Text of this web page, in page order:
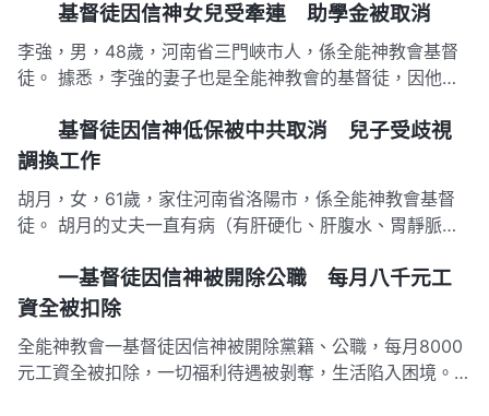
到，奪去趙玲手裡數本傳福音資料，沒收一台價值四五百元
左右的音響（至今未還），強行把趙玲押至國保大隊，期間
未出示任何證件。 …
基督徒因信神女兒受牽連 助學金被取消
李強，男，48歲，河南省三門峽市人，係全能神教會基督
徒。 據悉，李強的妻子也是全能神教會的基督徒，因他們
下發打擊宗教信仰的文件時，村幹部就去找李強和他妻子談
話，並恐嚇說：「如果你們再信全能神，再傳福音，我們就
基督徒因信神低保被中共取消 兒子受歧視
調換工作
胡月，女，61歲，家住河南省洛陽市，係全能神教會基督
徒。 胡月的丈夫一直有病（有肝硬化、肝腹水、胃靜脈曲
了名的貧困戶，村裡人議論：如果不給胡月家報上低保到哪
裡都說不過去！ 2007年村裡就把胡月家報上了低保，沒想
一基督徒因信神被開除公職 每月八千元工
資全被扣除
全能神教會一基督徒因信神被開除黨籍、公職，每月8000
元工資全被扣除，一切福利待遇被剝奪，生活陷入困境。